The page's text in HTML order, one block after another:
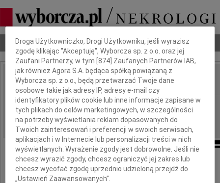
Nekrologi Odeszli Poradnik pogrzebowy
IMIĘ I NAZWISKO:
REGION: Warszawa
DATA EMISJI: 30.04.2010
Drogiemu Koledze
Dbamy o Twoją prywatność
Droga Użytkowniczko, Drogi Użytkowniku, jeśli wyrazisz
zgodę klikając "Akceptuję", Wyborcza sp. z o.o. oraz jej
Zaufani Partnerzy, w tym [874 ] Zaufanych Partnerów IAB,
jak również Agora S.A. będąca spółką powiązaną z
Wyborcza sp. z o.o., będą przetwarzać Twoje dane
osobowe takie jak adresy IP, adresy e-mail czy
identyfikatory plików cookie lub inne informacje zapisane w
tych plikach do celów marketingowych, w szczególności
na potrzeby wyświetlania reklam dopasowanych do
Twoich zainteresowań i preferencji w swoich serwisach,
aplikacjach i w Internecie lub personalizacji treści w nich
wyświetlanych. Wyrażenie zgody jest dobrowolne. Jeśli nie
chcesz wyrazić zgody, chcesz ograniczyć jej zakres lub
chcesz wycofać zgodę uprzednio udzieloną przejdź do
„Ustawień Zaawansowanych”.